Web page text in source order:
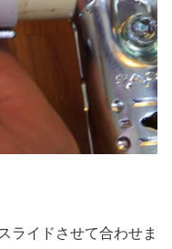
ライドさせて合わせま